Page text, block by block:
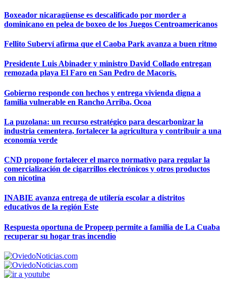
Boxeador nicaragüense es descalificado por morder a
dominicano en pelea de boxeo de los Juegos Centroamericanos
Fellito Suberví afirma que el Caoba Park avanza a buen ritmo
Presidente Luis Abinader y ministro David Collado entregan
remozada playa El Faro en San Pedro de Macorís.
Gobierno responde con hechos y entrega vivienda digna a
familia vulnerable en Rancho Arriba, Ocoa
La puzolana: un recurso estratégico para descarbonizar la
industria cementera, fortalecer la agricultura y contribuir a una
economía verde
CND propone fortalecer el marco normativo para regular la
comercialización de cigarrillos electrónicos y otros productos
con nicotina
INABIE avanza entrega de utilería escolar a distritos
educativos de la región Este
Respuesta oportuna de Propeep permite a familia de La Cuaba
recuperar su hogar tras incendio